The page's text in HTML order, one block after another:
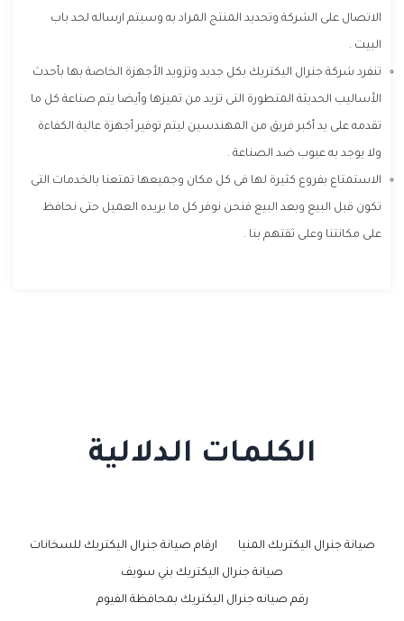
الاتصال على الشركة وتحديد المنتج المراد به وسيتم ارساله لحد باب
البيت .
تنفرد شركة جنرال اليكتريك بكل جديد وتزويد الأجهزة الخاصة بها بأحدث
الأساليب الحديثة المتطورة التى تزيد من تميزها وأيضا يتم صناعة كل ما
تقدمه على يد أكبر فريق من المهندسين ليتم توفير أجهزة عالية الكفاءة
ولا يوجد به عيوب ضد الصناعة .
الاستمتاع بفروع كثيرة لها فى كل مكان وجميعها تمتعنا بالخدمات التى
تكون قبل البيع وبعد البيع فنحن نوفر كل ما يريده العميل حتى نحافظ
على مكانتنا وعلى ثقتهم بنا .
الكلمات الدلالية
صيانة جنرال اليكتريك المنيا ارقام صيانة جنرال اليكتريك للسخانات
صيانة جنرال اليكتريك بني سويف
رقم صيانه جنرال اليكتريك بمحافظة الفيوم